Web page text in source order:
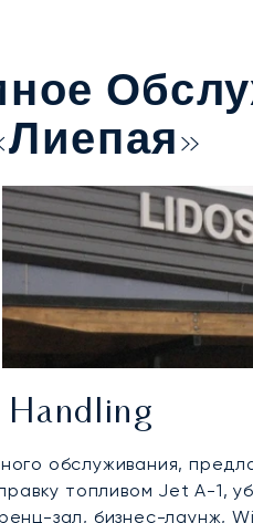
Handling
обслуживания,
топливом Jet A-1,
зал, бизнес-лаунж,